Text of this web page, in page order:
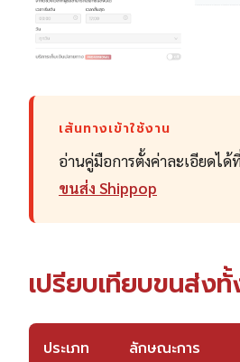
เส้นทางเข้าใช้งาน
อ่านคู่มือการตั้งค่าละเอียดได้
ขนส่ง Shippop
เปรียบเทียบขนส่ง
ประเภท
ลักษณะการ